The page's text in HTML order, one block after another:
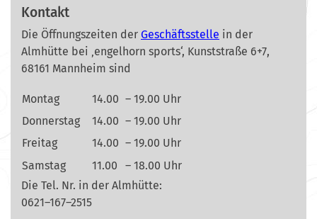
Kontakt
Die Öffnungszeiten der Geschäftsstelle in der
Almhütte bei ‚engelhorn sports‘, Kunststraße 6+7,
68161 Mannheim sind
Montag 14.00 – 19.00 Uhr
Donnerstag
14.00 – 19.00 Uhr
Freitag
14.00 – 19.00 Uhr
Samstag
11.00
– 18.00 Uhr
Die Tel. Nr. in der Almhütte:
0621–167–2515